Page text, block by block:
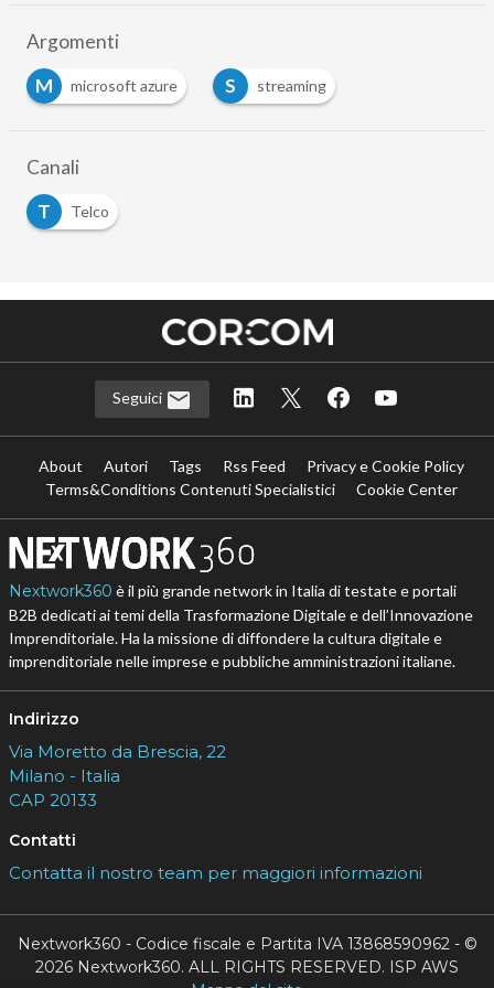
Argomenti
M
microsoft azure S streaming
Canali
T
Telco
Seguici
About Autori Tags Rss Feed
Privacy e Cookie Policy
Terms&Conditions Contenuti Specialistici
Cookie Center
Nextwork360 è il più grande network in Italia di testate e portali
B2B dedicati ai temi della Trasformazione Digitale e dell’Innovazione
Imprenditoriale. Ha la missione di diffondere la cultura digitale e
imprenditoriale nelle imprese e pubbliche amministrazioni italiane.
Indirizzo
Via Moretto da Brescia, 22
Milano - Italia
CAP 20133
Contatti
Contatta il nostro team per maggiori informazioni
Nextwork360 - Codice fiscale e Partita IVA 13868590962 - ©
2026 Nextwork360. ALL RIGHTS RESERVED. ISP AWS